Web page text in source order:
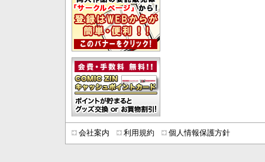
会社案内 利用規約 個人情報保護方針